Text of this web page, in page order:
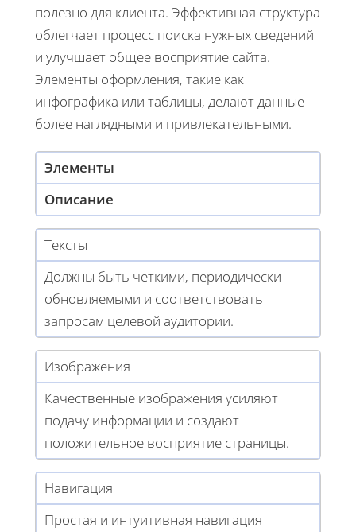
полезно для клиента. Эффективная структура
облегчает процесс поиска нужных сведений
и улучшает общее восприятие сайта.
Элементы оформления, такие как
инфографика или таблицы, делают данные
более наглядными и привлекательными.
Элементы
Описание
Тексты
Должны быть четкими, периодически
обновляемыми и соответствовать
запросам целевой аудитории.
Изображения
Качественные изображения усиляют
подачу информации и создают
положительное восприятие страницы.
Навигация
Простая и интуитивная навигация